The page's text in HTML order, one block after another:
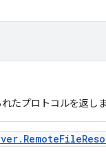
たプロトコルを返しま
. RemoteFile